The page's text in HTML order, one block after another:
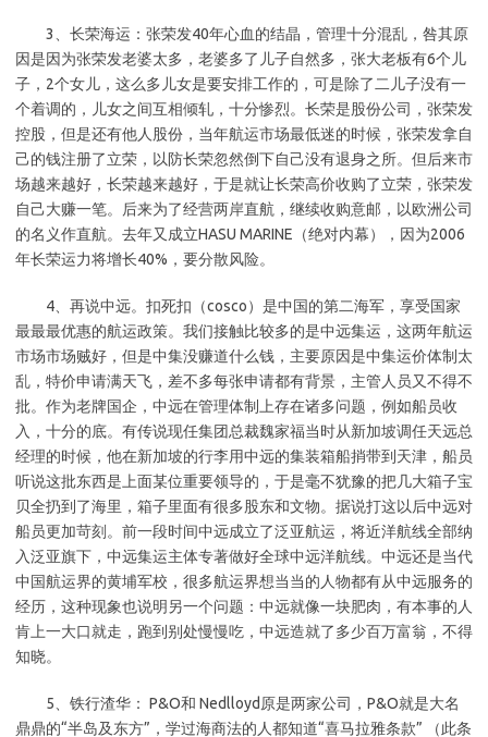
3、长荣海运：张荣发40年心血的结晶，管理十分混乱，咎其原
因是因为张荣发老婆太多，老婆多了儿子自然多，张大老板有6个儿
子，2个女儿，这么多儿女是要安排工作的，可是除了二儿子没有一
个着调的，儿女之间互相倾轧，十分惨烈。长荣是股份公司，张荣发
控股，但是还有他人股份，当年航运市场最低迷的时候，张荣发拿自
己的钱注册了立荣，以防长荣忽然倒下自己没有退身之所。但后来市
场越来越好，长荣越来越好，于是就让长荣高价收购了立荣，张荣发
自己大赚一笔。后来为了经营两岸直航，继续收购意邮，以欧洲公司
的名义作直航。去年又成立HASU MARINE（绝对内幕），因为2006
年长荣运力将增长40%，要分散风险。
4、再说中远。扣死扣（cosco）是中国的第二海军，享受国家
最最最优惠的航运政策。我们接触比较多的是中远集运，这两年航运
市场市场贼好，但是中集没赚道什么钱，主要原因是中集运价体制太
乱，特价申请满天飞，差不多每张申请都有背景，主管人员又不得不
批。作为老牌国企，中远在管理体制上存在诸多问题，例如船员收
入，十分的底。有传说现任集团总裁魏家福当时从新加坡调任天远总
经理的时候，他在新加坡的行李用中远的集装箱船捎带到天津，船员
听说这批东西是上面某位重要领导的，于是毫不犹豫的把几大箱子宝
贝全扔到了海里，箱子里面有很多股东和文物。据说打这以后中远对
船员更加苛刻。前一段时间中远成立了泛亚航运，将近洋航线全部纳
入泛亚旗下，中远集运主体专著做好全球中远洋航线。中远还是当代
中国航运界的黄埔军校，很多航运界想当当的人物都有从中远服务的
经历，这种现象也说明另一个问题：中远就像一块肥肉，有本事的人
肯上一大口就走，跑到别处慢慢吃，中远造就了多少百万富翁，不得
知晓。
5、铁行渣华： P&O和 Nedlloyd原是两家公司，P&O就是大名
鼎鼎的“半岛及东方”，学过海商法的人都知道“喜马拉雅条款” （此条